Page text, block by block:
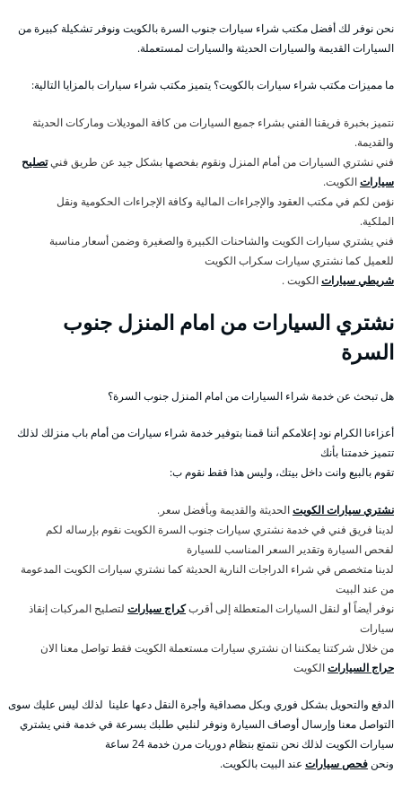
نحن نوفر لك أفضل مكتب شراء سيارات جنوب السرة بالكويت ونوفر تشكيلة كبيرة من
السيارات القديمة والسيارات الحديثة والسيارات لمستعملة.
ما مميزات مكتب شراء سيارات بالكويت؟ يتميز مكتب شراء سيارات بالمزايا التالية:
نتميز بخبرة فريقنا الفني بشراء جميع السيارات من كافة الموديلات وماركات الحديثة
والقديمة.
فني نشتري السيارات من أمام المنزل ونقوم بفحصها بشكل جيد عن طريق فنيتصليح
سياراتالكويت.
نؤمن لكم في مكتب العقود والإجراءات المالية وكافة الإجراءات الحكومية ونقل
الملكية.
فني يشتري سيارات الكويت والشاحنات الكبيرة والصغيرة وضمن أسعار مناسبة
للعميل كما نشتري سيارات سكراب الكويت
شريطي سياراتالكويت .
نشتري السيارات من امام المنزل جنوب
السرة
هل تبحث عن خدمة شراء السيارات من امام المنزل جنوب السرة؟
أعزاءنا الكرام نود إعلامكم أننا قمنا بتوفير خدمة شراء سيارات من أمام باب منزلك لذلك
تتميز خدمتنا بأنك
تقوم بالبيع وانت داخل بيتك، وليس هذا فقط نقوم ب:
نشتري سيارات الكويتالحديثة والقديمة وبأفضل سعر.
لدينا فريق فني في خدمة نشتري سيارات جنوب السرة الكويت نقوم بإرساله لكم
لفحص السيارة وتقدير السعر المناسب للسيارة
لدينا متخصص في شراء الدراجات النارية الحديثة كما نشتري سيارات الكويت المدعومة
من عند البيت
نوفر أيضاً أو لنقل السيارات المتعطلة إلى أقربكراج سيارات لتصليح المركبات إنقاذ
سيارات
من خلال شركتنا يمكننا ان نشتري سيارات مستعملة الكويت فقط تواصل معنا الان
حراج السياراتالكويت
الدفع والتحويل بشكل فوري وبكل مصداقية وأجرة النقل دعها علينا لذلك ليس عليك سوى
التواصل معنا وإرسال أوصاف السيارة ونوفر لنلبي طلبك بسرعة في خدمة فني يشتري
سيارات الكويت لذلك نحن نتمتع بنظام دوريات مرن خدمة 24 ساعة
ونحنفحص سيارات عند البيت بالكويت.